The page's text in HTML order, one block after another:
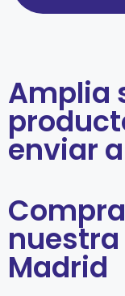
Amplia
enviar
Madrid